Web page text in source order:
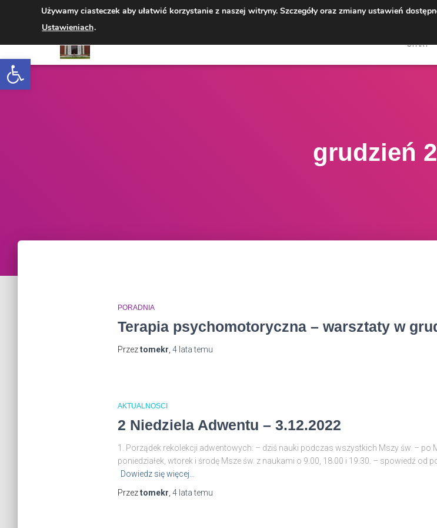
Open toolbar
START
grudzień
PORADNIA
Terapia psychomotoryczna – warsztaty w
Przeztomekr 4 latatemu
AKTUALNOSCI
2 Niedziela Adwentu – 3.12.2022
1. Porządek rekolekcji adwentowych: – dziś nauki podczas wszystkich Mszy św. –
poniedziałek, wtorek i środę Msze św. z naukami o 9.00, 18.00 i 19.30. – spowiedź od
Dowiedz się więcej…
Przeztomekr 4 latatemu
Używamy ciasteczek aby ułatwić korzystanie z naszej witryny. Szczegóły oraz zmiany ustawień
Ustawieniach.